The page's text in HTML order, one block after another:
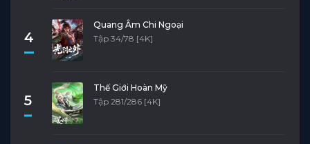
4
Quang Âm Chi Ngoại
Tập 34/78 [4K]
5
Thế Giới Hoàn Mỹ
Tập 281/286 [4K]